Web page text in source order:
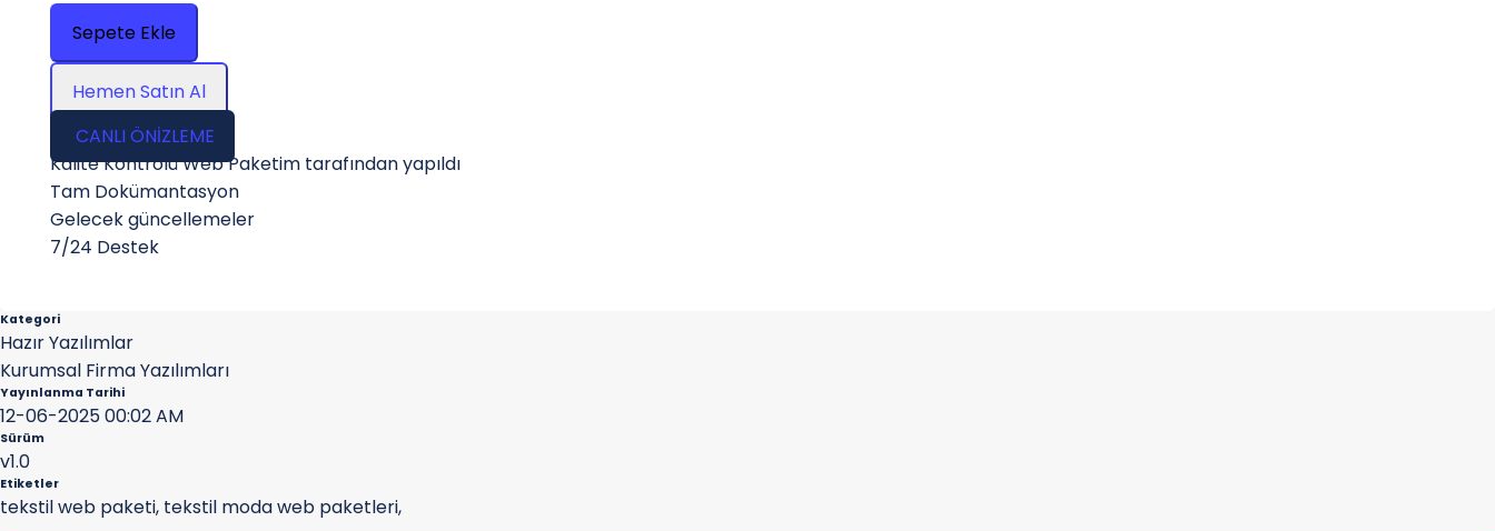
Sepete Ekle
Hemen Satın Al
CANLI ÖNİZLEME
Kalite Kontrolü Web Paketim tarafından yapıldı
Tam Dokümantasyon
Gelecek güncellemeler
7/24 Destek
Kategori
Hazır Yazılımlar
Kurumsal Firma Yazılımları
Yayınlanma Tarihi
12-06-2025 00:02 AM
Sürüm
v1.0
Etiketler
tekstil web paketi, tekstil moda web paketleri,